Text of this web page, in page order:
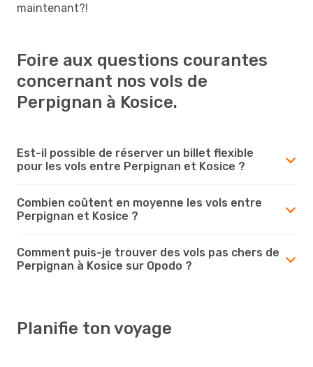
maintenant?!
Foire aux questions courantes
concernant nos vols de
Perpignan à Kosice.
Est-il possible de réserver un billet flexible
pour les vols entre Perpignan et Kosice ?
Combien coûtent en moyenne les vols entre
Perpignan et Kosice ?
Comment puis-je trouver des vols pas chers de
Perpignan à Kosice sur Opodo ?
Planifie ton voyage